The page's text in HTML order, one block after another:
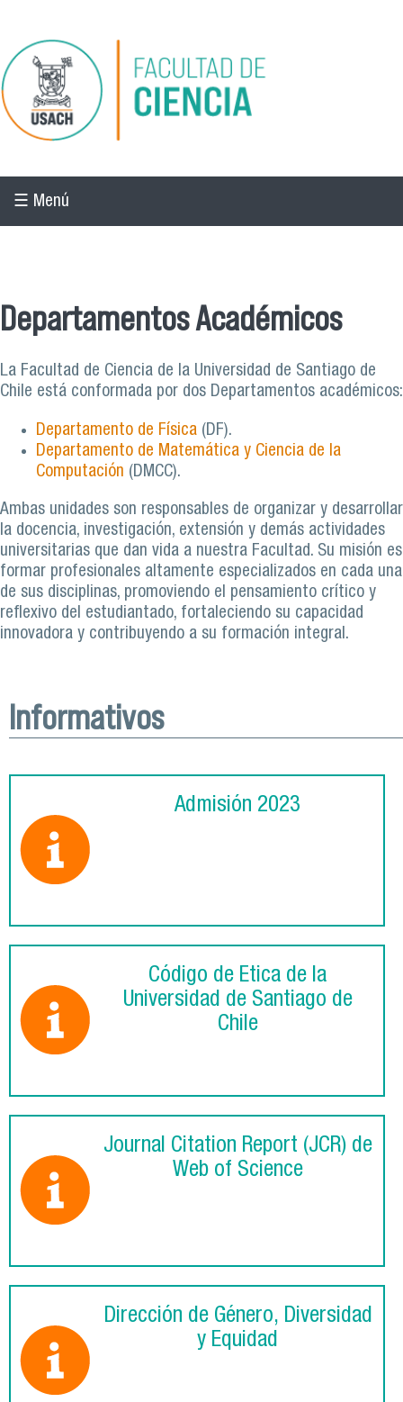
Pasar al contenido principal
☰ Menú
Departamentos Académicos
La Facultad de Ciencia de la Universidad de Santiago de
Chile está conformada por dos Departamentos académicos:
Departamento de Física (DF).
Departamento de Matemática y Ciencia de la
Computación (DMCC).
Ambas unidades son responsables de organizar y desarrollar
la docencia, investigación, extensión y demás actividades
universitarias que dan vida a nuestra Facultad. Su misión es
formar profesionales altamente especializados en cada una
de sus disciplinas, promoviendo el pensamiento crítico y
reflexivo del estudiantado, fortaleciendo su capacidad
innovadora y contribuyendo a su formación integral.
Informativos
Admisión 2023
Código de Ética de la
Universidad de Santiago de
Chile
Journal Citation Report (JCR) de
Web of Science
Dirección de Género, Diversidad
y Equidad